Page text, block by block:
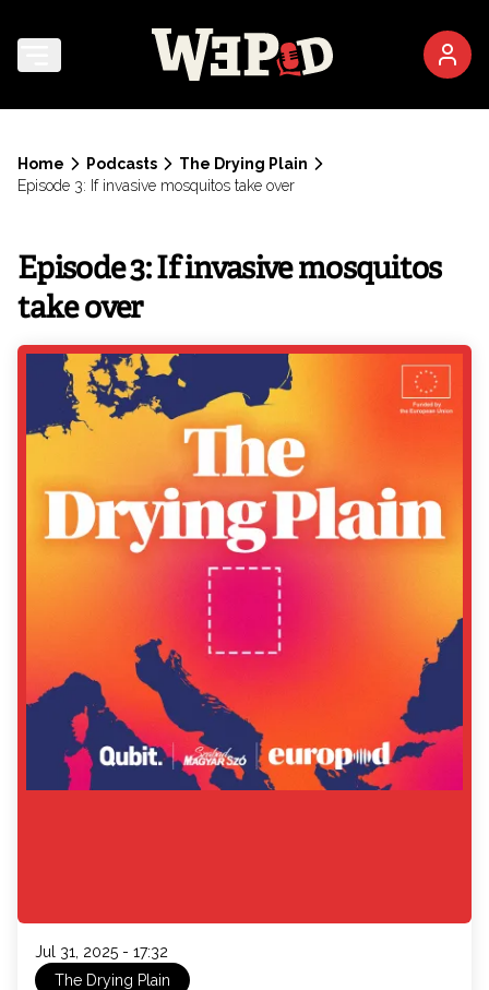
Home Podcasts
The Drying Plain
Episode 3: If invasive mosquitos take over
Episode 3: If invasive mosquitos
take over
Jul 31, 2025 - 17:32
The Drying Plain